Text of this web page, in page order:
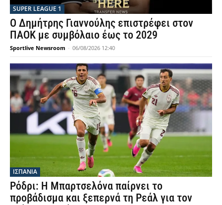
SUPER LEAGUE 1
Ο Δημήτρης Γιαννούλης επιστρέφει στον
ΠΑΟΚ με συμβόλαιο έως το 2029
Sportlive Newsroom - 06/08/2026 12:40
ΙΣΠΑΝΙΑ
Ρόδρι: Η Μπαρτσελόνα παίρνει το
προβάδισμα και ξεπερνά τη Ρεάλ για τον